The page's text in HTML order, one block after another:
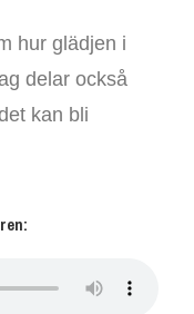
hur glädjen i
delar också
kan bli